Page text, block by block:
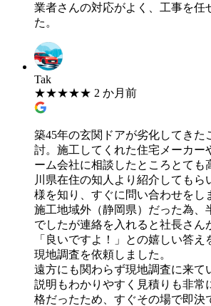
業者さんの対応がよく、工事を任
た。
Tak
★★★★★ 2 か月前
築45年の玄関ドアが劣化してきた
討。施工してくれた住宅メーカー
ーム会社に相談したところとても
川県在住の知人より紹介してもら
様を知り、すぐに問い合わせをし
施工地域外（静岡県）だった為、
でしたが連絡を入れると社長さん
「良いですよ！」との嬉しい答え
現地調査を依頼しました。
遠方にも関わらず現地調査に来て
説明もわかりやすく見積りも非常
格だったため、すぐその場で即決